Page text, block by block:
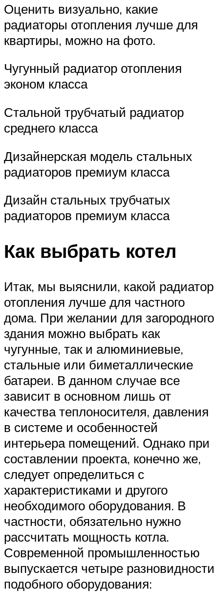
Оценить визуально, какие
радиаторы отопления лучше для
квартиры, можно на фото.
Чугунный радиатор отопления
эконом класса
Стальной трубчатый радиатор
среднего класса
Дизайнерская модель стальных
радиаторов премиум класса
Дизайн стальных трубчатых
радиаторов премиум класса
Как выбрать котел
Итак, мы выяснили, какой радиатор
отопления лучше для частного
дома. При желании для загородного
здания можно выбрать как
чугунные, так и алюминиевые,
стальные или биметаллические
батареи. В данном случае все
зависит в основном лишь от
качества теплоносителя, давления
в системе и особенностей
интерьера помещений. Однако при
составлении проекта, конечно же,
следует определиться с
характеристиками и другого
необходимого оборудования. В
частности, обязательно нужно
рассчитать мощность котла.
Современной промышленностью
выпускается четыре разновидности
подобного оборудования: